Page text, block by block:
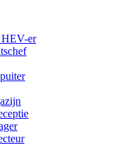
HEV-er